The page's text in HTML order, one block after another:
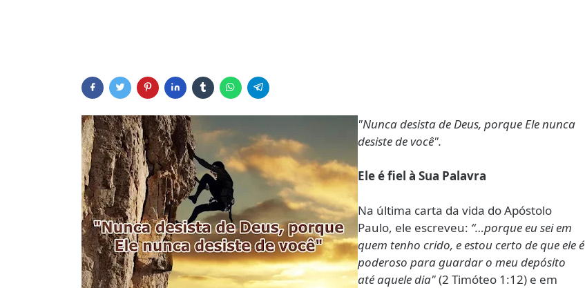
"Nunca desista de Deus, porque Ele nunca
desiste de você".
Ele é fiel à Sua Palavra
Na última carta da vida do Apóstolo
Paulo, ele escreveu: “…porque eu sei em
quem tenho crido, e estou certo de que ele é
poderoso para guardar o meu depósito
até aquele dia"(2 Timóteo 1:12) e em